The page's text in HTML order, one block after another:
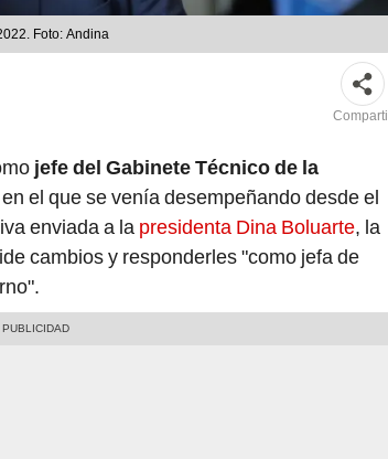
Foto: Andina
Compartir
jefe del Gabinete Técnico de la
en el que se venía desempeñando desde el
enviada a la presidenta Dina Boluarte , la
cambios y responderles "como jefa de